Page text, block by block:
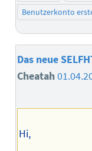
Benutzerkonto
Das neue
Cheatah
Hi,